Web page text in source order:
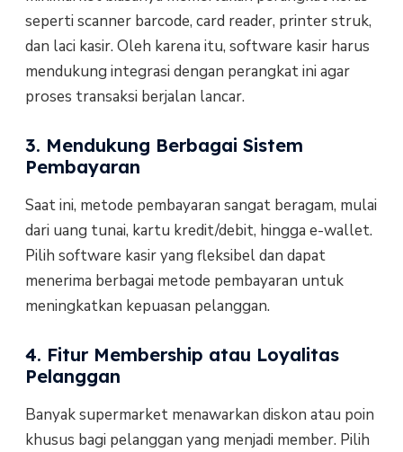
seperti scanner barcode, card reader, printer struk,
dan laci kasir. Oleh karena itu, software kasir harus
mendukung integrasi dengan perangkat ini agar
proses transaksi berjalan lancar.
3. Mendukung Berbagai Sistem
Pembayaran
Saat ini, metode pembayaran sangat beragam, mulai
dari uang tunai, kartu kredit/debit, hingga e-wallet.
Pilih software kasir yang fleksibel dan dapat
menerima berbagai metode pembayaran untuk
meningkatkan kepuasan pelanggan.
4. Fitur Membership atau Loyalitas
Pelanggan
Banyak supermarket menawarkan diskon atau poin
khusus bagi pelanggan yang menjadi member. Pilih